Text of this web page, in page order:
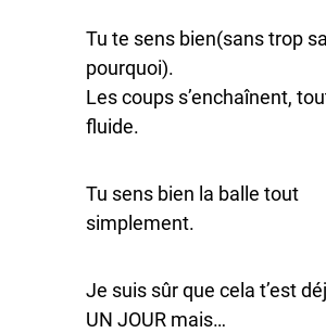
Tu te sens bien(sans trop
pourquoi).
Les coups s’enchaînent,
fluide.
Tu sens bien la balle tout
simplement.
Je suis sûr que cela t’est
UN JOUR mais…